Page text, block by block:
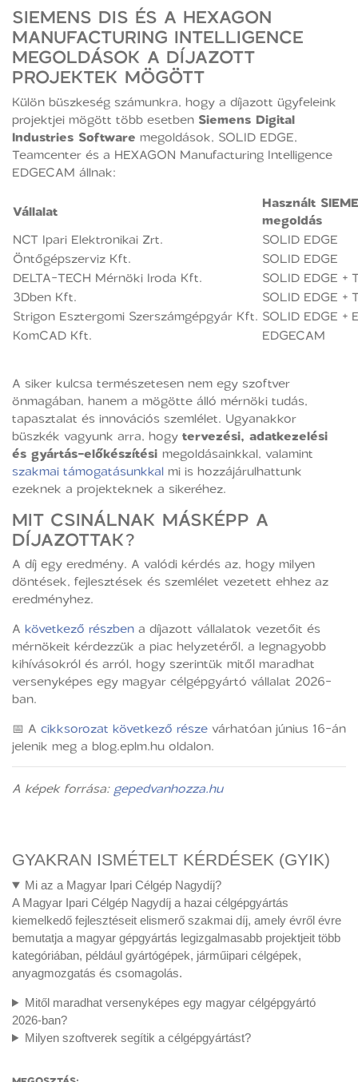
SIEMENS DIS ÉS A HEXAGON
MANUFACTURING INTELLIGENCE
MEGOLDÁSOK A DÍJAZOTT
PROJEKTEK MÖGÖTT
Külön büszkeség számunkra, hogy a díjazott ügyfeleink
projektjei mögött több esetben Siemens Digital
Industries Software megoldások, SOLID EDGE,
Teamcenter és a HEXAGON Manufacturing Intelligence
EDGECAM állnak:
Vállalat
Használt
megoldás
NCT Ipari Elektronikai Zrt.
SOLID EDGE
Öntőgépszerviz Kft.
SOLID EDGE
DELTA-TECH Mérnöki Iroda Kft.
SOLID EDGE +
3Dben Kft.
SOLID EDGE +
Strigon Esztergomi Szerszámgépgyár Kft. SOLID EDGE +
KomCAD Kft.
EDGECAM
A siker kulcsa természetesen nem egy szoftver
önmagában, hanem a mögötte álló mérnöki tudás,
tapasztalat és innovációs szemlélet. Ugyanakkor
büszkék vagyunk arra, hogytervezési, adatkezelési
és gyártás-előkészítési megoldásainkkal, valamint
szakmai támogatásunkkal mi is hozzájárulhattunk
ezeknek a projekteknek a sikeréhez.
MIT CSINÁLNAK MÁSKÉPP A
DÍJAZOTTAK?
A díj egy eredmény. A valódi kérdés az, hogy milyen
döntések, fejlesztések és szemlélet vezetett ehhez az
eredményhez.
A következő részbena díjazott vállalatok vezetőit és
mérnökeit kérdezzük a piac helyzetéről, a legnagyobb
kihívásokról és arról, hogy szerintük mitől maradhat
versenyképes egy magyar célgépgyártó vállalat 2026-
ban.
📅 A cikksorozat következő részevárhatóan június 16-án
jelenik meg a blog.eplm.hu oldalon.
A képek forrása:gepedvanhozza.hu
GYAKRAN ISMÉTELT KÉRDÉSEK (GYIK)
Mi az a Magyar Ipari Célgép Nagydíj?
A Magyar Ipari Célgép Nagydíj a hazai célgépgyártás
kiemelkedő fejlesztéseit elismerő szakmai díj, amely évről évre
bemutatja a magyar gépgyártás legizgalmasabb projektjeit több
kategóriában, például gyártógépek, járműipari célgépek,
anyagmozgatás és csomagolás.
Mitől maradhat versenyképes egy magyar célgépgyártó
2026-ban?
Milyen szoftverek segítik a célgépgyártást?